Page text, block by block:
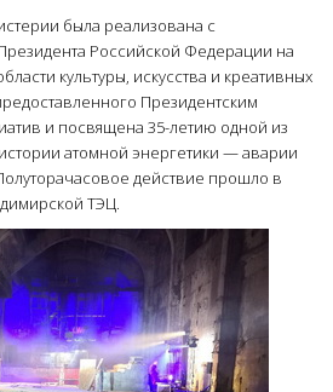
была реализована с
Российской Федерации на
культуры, искусства и креативных
Президентским
и посвящена 35-летию одной из
атомной энергетики — аварии
действие прошло в
ТЭЦ.